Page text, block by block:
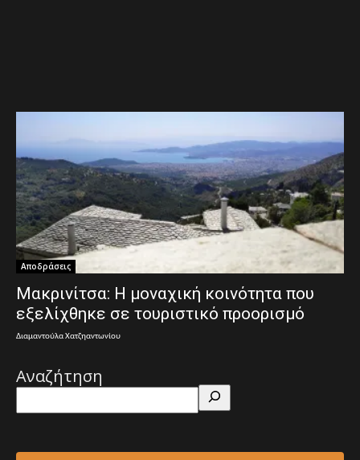
Αποδράσεις
Μακρινίτσα: Η μοναχική κοινότητα που
εξελίχθηκε σε τουριστικό προορισμό
Διαμαντούλα Χατζηαντωνίου
Αναζήτηση